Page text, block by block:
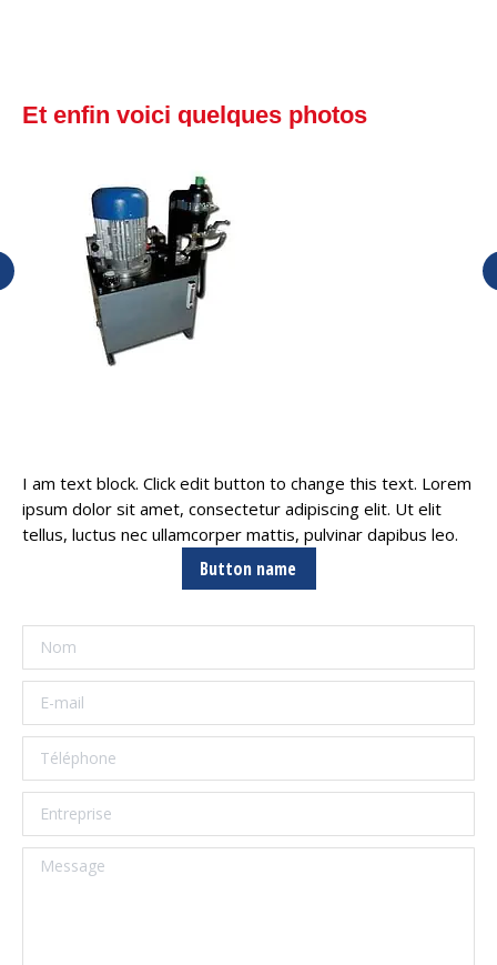
Et enfin voici quelques photos
I am text block. Click edit button to change this text. Lorem
ipsum dolor sit amet, consectetur adipiscing elit. Ut elit
tellus, luctus nec ullamcorper mattis, pulvinar dapibus leo.
Button name
Nom
E-mail
Téléphone
Entreprise
Message